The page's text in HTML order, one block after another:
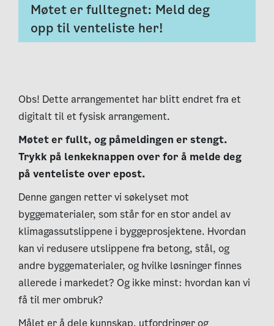
Møtet er fulltegnet: Meld deg
opp til venteliste her!
Obs! Dette arrangementet har blitt endret fra et
digitalt til et fysisk arrangement.
Møtet er fullt, og påmeldingen er stengt.
Trykk på lenkeknappen over for å melde deg
på venteliste over epost.
Denne gangen retter vi søkelyset mot
byggematerialer, som står for en stor andel av
klimagassutslippene i byggeprosjektene. Hvordan
kan vi redusere utslippene fra betong, stål, og
andre byggematerialer, og hvilke løsninger finnes
allerede i markedet? Og ikke minst: hvordan kan vi
få til mer ombruk?
Målet er å dele kunnskap, utfordringer og